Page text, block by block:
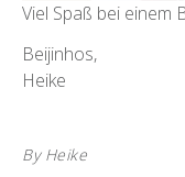
Viel Spaß bei einem
Beijinhos,
Heike
By Heike